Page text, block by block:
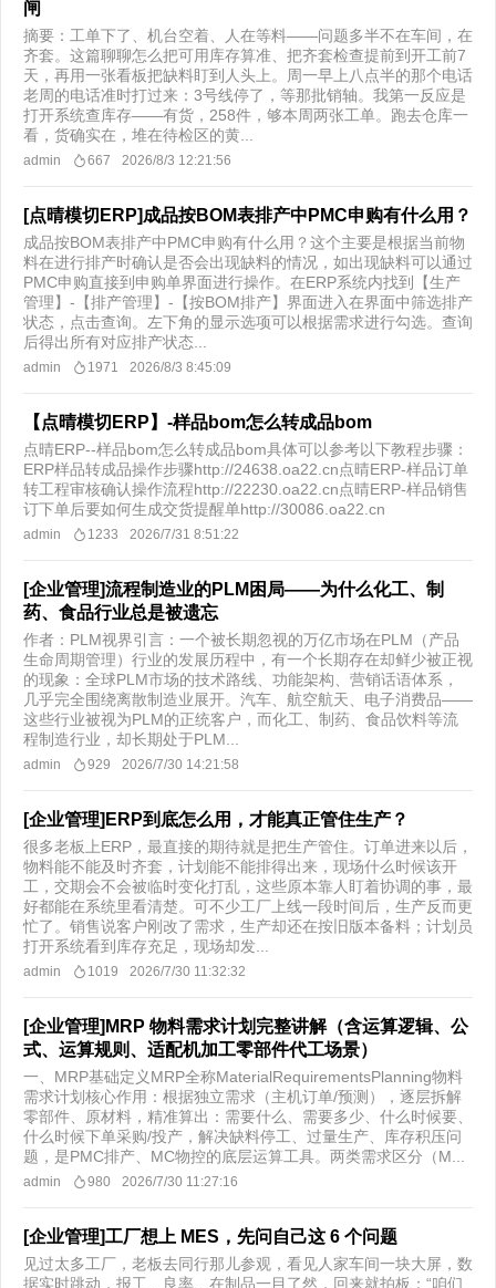
闸
摘要：工单下了、机台空着、人在等料——问题多半不在车间，在
齐套。这篇聊聊怎么把可用库存算准、把齐套检查提前到开工前7
天，再用一张看板把缺料盯到人头上。周一早上八点半的那个电话
老周的电话准时打过来：3号线停了，等那批销轴。我第一反应是
打开系统查库存——有货，258件，够本周两张工单。跑去仓库一
看，货确实在，堆在待检区的黄...
admin 667 2026/8/3 12:21:56
[点晴模切ERP]成品按BOM表排产中PMC申购有什么用？
成品按BOM表排产中PMC申购有什么用？这个主要是根据当前物
料在进行排产时确认是否会出现缺料的情况，如出现缺料可以通过
PMC申购直接到申购单界面进行操作。在ERP系统内找到【生产
管理】-【排产管理】-【按BOM排产】界面进入在界面中筛选排产
状态，点击查询。左下角的显示选项可以根据需求进行勾选。查询
后得出所有对应排产状态...
admin 1971 2026/8/3 8:45:09
【点晴模切ERP】-样品bom怎么转成品bom
点晴ERP--样品bom怎么转成品bom具体可以参考以下教程步骤：
ERP样品转成品操作步骤http://24638.oa22.cn点晴ERP-样品订单
转工程审核确认操作流程http://22230.oa22.cn点晴ERP-样品销售
订下单后要如何生成交货提醒单http://30086.oa22.cn
admin 1233 2026/7/31 8:51:22
[企业管理]流程制造业的PLM困局——为什么化工、制
药、食品行业总是被遗忘
作者：PLM视界引言：一个被长期忽视的万亿市场在PLM（产品
生命周期管理）行业的发展历程中，有一个长期存在却鲜少被正视
的现象：全球PLM市场的技术路线、功能架构、营销话语体系，
几乎完全围绕离散制造业展开。汽车、航空航天、电子消费品——
这些行业被视为PLM的正统客户，而化工、制药、食品饮料等流
程制造行业，却长期处于PLM...
admin 929 2026/7/30 14:21:58
[企业管理]ERP到底怎么用，才能真正管住生产？
很多老板上ERP，最直接的期待就是把生产管住。订单进来以后，
物料能不能及时齐套，计划能不能排得出来，现场什么时候该开
工，交期会不会被临时变化打乱，这些原本靠人盯着协调的事，最
好都能在系统里看清楚。可不少工厂上线一段时间后，生产反而更
忙了。销售说客户刚改了需求，生产却还在按旧版本备料；计划员
打开系统看到库存充足，现场却发...
admin 1019 2026/7/30 11:32:32
[企业管理]MRP 物料需求计划完整讲解（含运算逻辑、公
式、运算规则、适配机加工零部件代工场景）
一、MRP基础定义MRP全称MaterialRequirementsPlanning物料
需求计划核心作用：根据独立需求（主机订单/预测），逐层拆解
零部件、原材料，精准算出：需要什么、需要多少、什么时候要、
什么时候下单采购/投产，解决缺料停工、过量生产、库存积压问
题，是PMC排产、MC物控的底层运算工具。两类需求区分（M...
admin 980 2026/7/30 11:27:16
[企业管理]工厂想上 MES，先问自己这 6 个问题
见过太多工厂，老板去同行那儿参观，看见人家车间一块大屏，数
据实时跳动，报工、良率、在制品一目了然，回来就拍板：“咱们